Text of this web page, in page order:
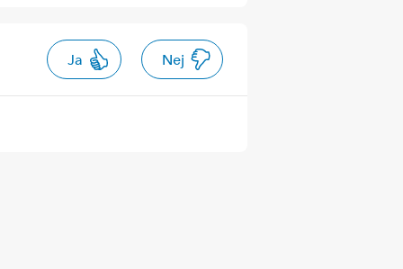
Ja Nej